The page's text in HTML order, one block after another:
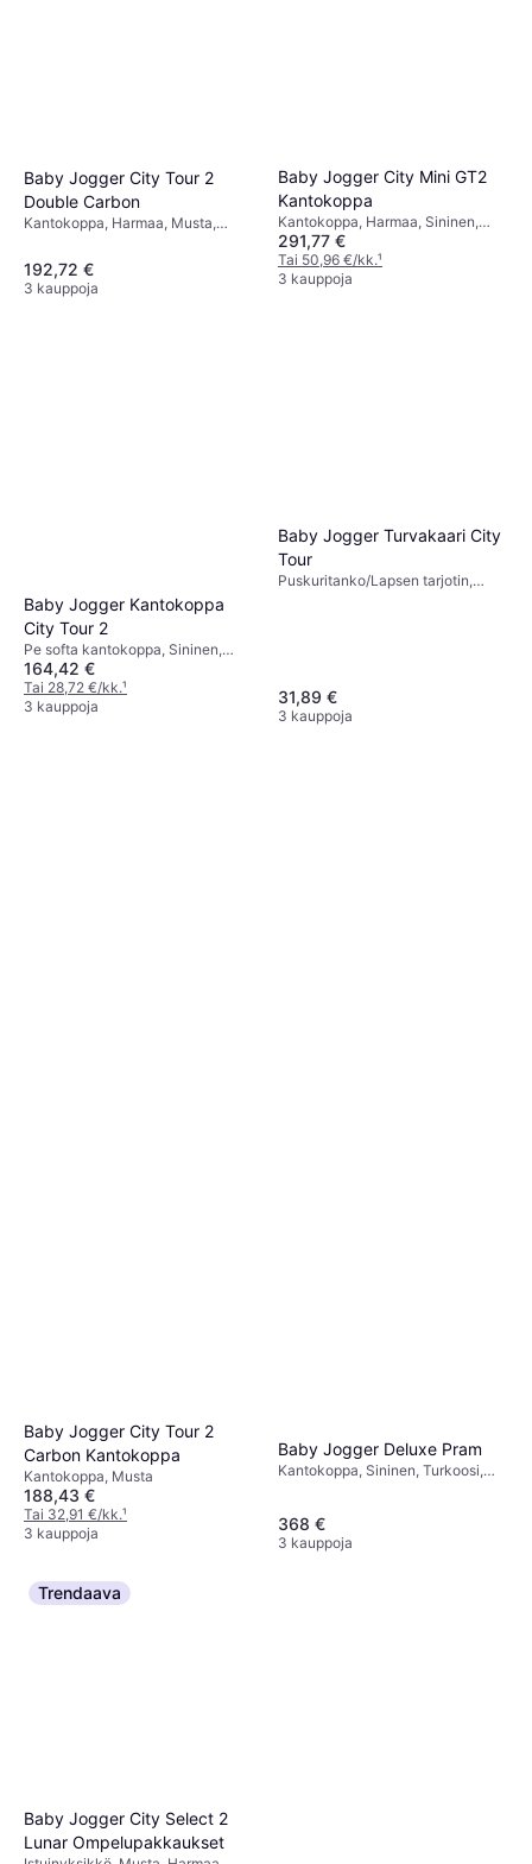
Baby Jogger City Tour 2
Double Carbon
Kantokoppa, Harmaa, Musta,
192,72 €
3 kauppoja
Baby Jogger City Mini GT2
Kantokoppa
Kantokoppa, Harmaa, Sininen,
Musta, Pesunkestävä Kangas
291,77 €
Tai 50,96 €/kk.¹
3 kauppoja
Baby Jogger Kantokoppa
City Tour 2
Pe softa kantokoppa, Sininen,
Harmaa, Musta, Pesunkestävä
Kangas, Tuulenpitävä
164,42 €
Tai 28,72 €/kk.¹
3 kauppoja
Baby Jogger Turvakaari City
Tour
Puskuritanko/Lapsen tarjotin,
31,89 €
3 kauppoja
Baby Jogger City Tour 2
Carbon Kantokoppa
Kantokoppa, Musta
188,43 €
Tai 32,91 €/kk.¹
3 kauppoja
Baby Jogger Deluxe Pram
Kantokoppa, Sininen, Turkoosi,
368 €
3 kauppoja
Trendaava
Baby Jogger City Select 2
Lunar Ompelupakkaukset